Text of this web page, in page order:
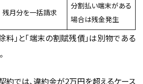
残月分を一括請求
分割払い端末がある
場合は残金発生
料」と「端末の割賦残債」は別物である
約では、違約金が2万円を超えるケース